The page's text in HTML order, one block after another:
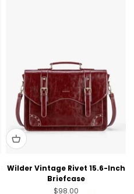
Wilder Vintage Rivet 15.6-Inch
Briefcase
Prezzo scontato
$98.00